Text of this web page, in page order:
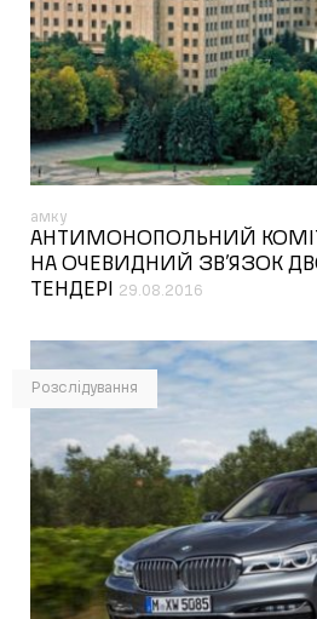
амку
АНТИМОНОПОЛЬНИЙ
НА ОЧЕВИДНИЙ ЗВ’ЯЗОК
ТЕНДЕРІ 29.08.2016
Розслідування